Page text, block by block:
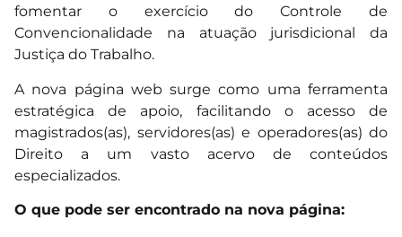
fomentar o exercício do Controle de
Convencionalidade na atuação jurisdicional da
Justiça do Trabalho.
A nova página web surge como uma ferramenta
estratégica de apoio, facilitando o acesso de
magistrados(as), servidores(as) e operadores(as) do
Direito a um vasto acervo de conteúdos
especializados.
O que pode ser encontrado na nova página: